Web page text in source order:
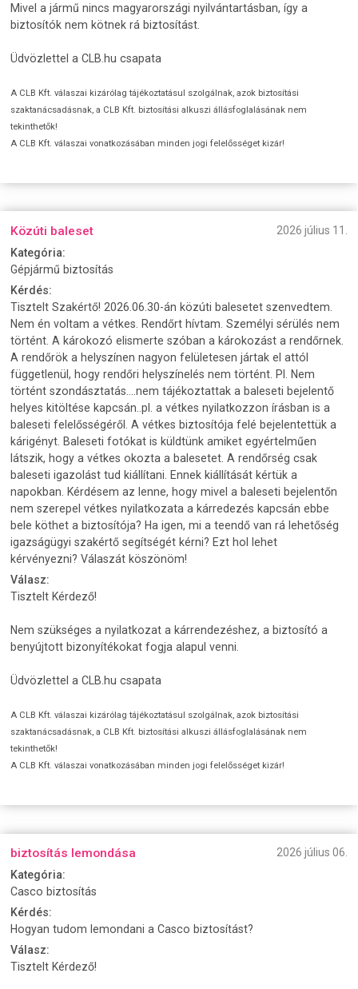
Mivel a jármű nincs magyarországi nyilvántartásban, így a
biztosítók nem kötnek rá biztosítást.
Üdvözlettel a CLB.hu csapata
A CLB Kft. válaszai kizárólag tájékoztatásul szolgálnak, azok biztosítási
szaktanácsadásnak, a CLB Kft. biztosítási alkuszi állásfoglalásának nem
tekinthetők!
A CLB Kft. válaszai vonatkozásában minden jogi felelősséget kizár!
Közúti baleset
2026 július 11.
Kategória:
Gépjármű biztosítás
Kérdés:
Tisztelt Szakértő! 2026.06.30-án közúti balesetet szenvedtem.
Nem én voltam a vétkes. Rendőrt hívtam. Személyi sérülés nem
történt. A károkozó elismerte szóban a károkozást a rendőrnek.
A rendőrök a helyszínen nagyon felületesen jártak el attól
függetlenül, hogy rendőri helyszínelés nem történt. Pl. Nem
történt szondásztatás....nem tájékoztattak a baleseti bejelentő
helyes kitöltése kapcsán..pl. a vétkes nyilatkozzon írásban is a
baleseti felelősségéről. A vétkes biztosítója felé bejelentettük a
kárigényt. Baleseti fotókat is küldtünk amiket egyértelműen
látszik, hogy a vétkes okozta a balesetet. A rendőrség csak
baleseti igazolást tud kiállítani. Ennek kiállítását kértük a
napokban. Kérdésem az lenne, hogy mivel a baleseti bejelentőn
nem szerepel vétkes nyilatkozata a kárredezés kapcsán ebbe
bele köthet a biztosítója? Ha igen, mi a teendő van rá lehetőség
igazságügyi szakértő segítségét kérni? Ezt hol lehet
kérvényezni? Válaszát köszönöm!
Válasz:
Tisztelt Kérdező!
Nem szükséges a nyilatkozat a kárrendezéshez, a biztosító a
benyújtott bizonyítékokat fogja alapul venni.
Üdvözlettel a CLB.hu csapata
A CLB Kft. válaszai kizárólag tájékoztatásul szolgálnak, azok biztosítási
szaktanácsadásnak, a CLB Kft. biztosítási alkuszi állásfoglalásának nem
tekinthetők!
A CLB Kft. válaszai vonatkozásában minden jogi felelősséget kizár!
biztosítás lemondása
2026 július 06.
Kategória:
Casco biztosítás
Kérdés:
Hogyan tudom lemondani a Casco biztosítást?
Válasz:
Tisztelt Kérdező!